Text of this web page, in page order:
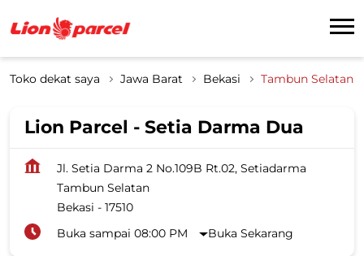
Toko dekat saya Jawa Barat Bekasi Tambun Selatan
Lion Parcel - Setia Darma Dua
Jl. Setia Darma 2 No.109B Rt.02, Setiadarma
Tambun Selatan
Bekasi - 17510
Buka sampai 08:00 PM
Buka Sekarang